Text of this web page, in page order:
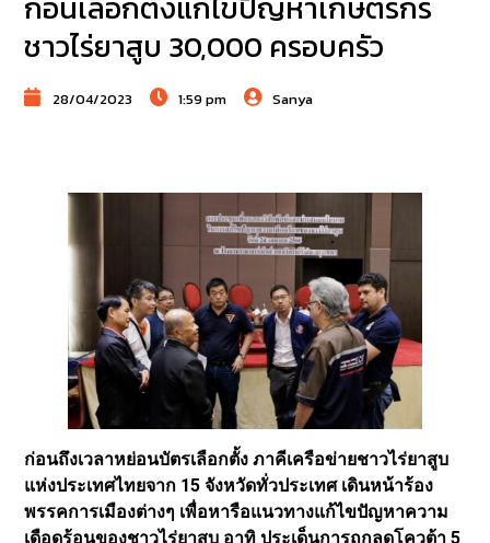
ชาวไร่ยาสูบ 30,000 ครอบครัว
28/04/2023 1:59 pm Sanya
ก่อนถึงเวลาหย่อนบัตรเลือกตั้ง ภาคีเครือข่ายชาวไร่ยาสูบ
แห่งประเทศไทยจาก 15 จังหวัดทั่วประเทศ เดินหน้าร้อง
พรรคการเมืองต่างๆ เพื่อหารือแนวทางแก้ไขปัญหาความ
เดือดร้อนของชาวไร่ยาสูบ อาทิ ประเด็นการถูกลดโควต้า 5